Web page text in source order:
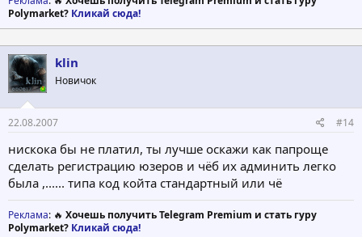
Polymarket? Кликай сюда!
klin
Новичок
22.08.2007 #14
нискока бы не платил, ты лучше оскажи как папроще
сделать регистрацию юзеров и чёб их админить легко
была ,...... типа код койта стандартный или чё
Реклама: 🔥 Хочешь получить Telegram Premium и стать гуру
Polymarket? Кликай сюда!